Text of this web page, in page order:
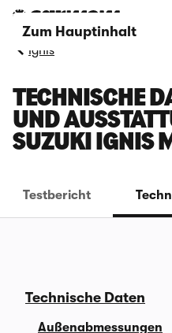
Zum Hauptinhalt
Ignis
TECHNISCHE
ND
UZUKI IGNIS
Testbericht
Technische Daten
Außenabmessungen